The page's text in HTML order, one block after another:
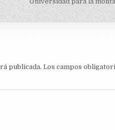
publicada. Los campos